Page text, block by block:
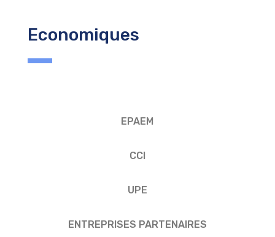
Economiques
EPAEM
CCI
UPE
ENTREPRISES PARTENAIRES